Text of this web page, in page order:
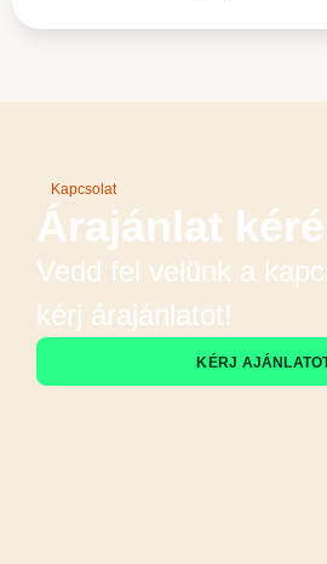
Kapcsolat
Árajánlat
Vedd fel velünk a
kérj árajánlatot!
KÉRJ